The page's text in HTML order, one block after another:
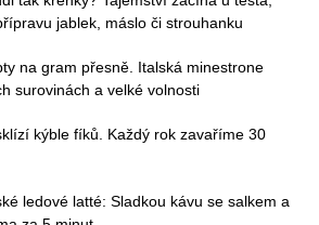
jablek, máslo či strouhanku
na gram přesně. Italská minestrone
surovinách a velké volnosti
kýble fíků. Každý rok zavaříme 30
ledové latté: Sladkou kávu se salkem a